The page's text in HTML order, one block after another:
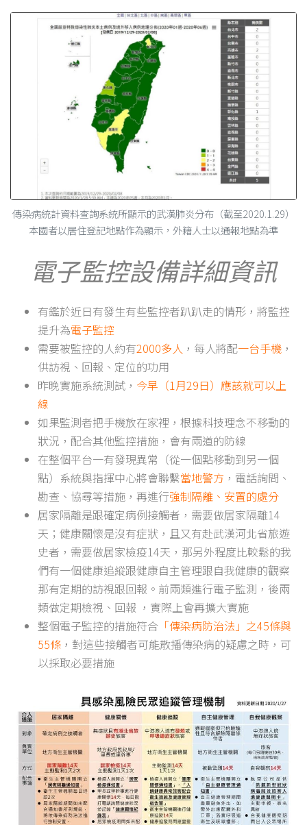
傳染病統計資料查詢系統所顯示的武漢肺炎分布（截至2020.1.29）
本國者以居住登記地點作為顯示，外籍人士以通報地點為準
電子監控設備詳細資訊
有鑑於近日有發生有些監控者趴趴走的情形，將監控
提升為電子監控
需要被監控的人約有2000多人 ，每人將配一台手機 ，
供訪視、回報、定位的功用
昨晚實施系統測試， 今早（1月29日）應該就可以上
線
如果監測者把手機放在家裡，根據科技理念不移動的
狀況，配合其他監控措施，會有兩道的防線
在整個平台一有發現異常（從一個點移動到另一個
點）系統與指揮中心將會聯繫當地警方 ，電話詢問、
勘查、協尋等措施，再進行強制隔離、安置的處分
居家隔離是跟確定病例接觸者，需要做居家隔離14
天；健康關懷是沒有症狀，且又有赴武漢河北省旅遊
史者，需要做居家檢疫14天，那另外程度比較鬆的我
們有一個健康追縱跟健康自主管理跟自我健康的觀察
那有定期的訪視跟回報。前兩類進行電子監測，後兩
類做定期檢視、回報 ，實際上會再擴大實施
整個電子監控的措施符合 「傳染病防治法」之45條與
55條 ，對這些接觸者可能散播傳染病的疑慮之時，可
以採取必要措施